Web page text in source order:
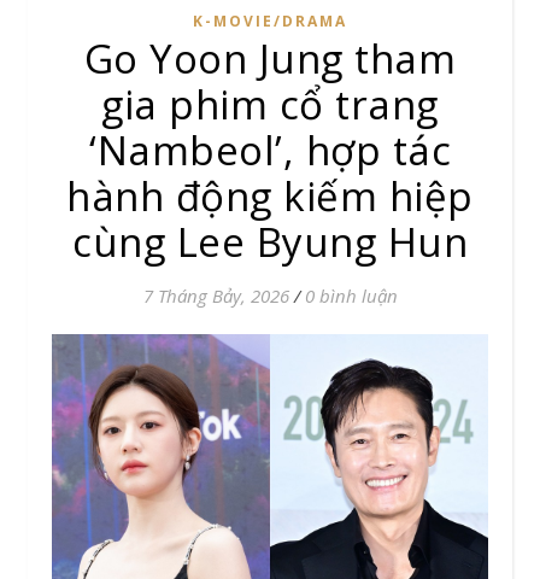
K-MOVIE/DRAMA
Go Yoon Jung tham
gia phim cổ trang
‘Nambeol’, hợp tác
hành động kiếm hiệp
cùng Lee Byung Hun
7 Tháng Bảy, 2026 / 0 bình luận